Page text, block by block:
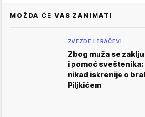
MOŽDA ĆE VAS ZANIMATI
ZVEZDE I TRAČEVI
Zbog muža se
i pomoć sveštenika:
nikad iskrenije o
Piljkićem